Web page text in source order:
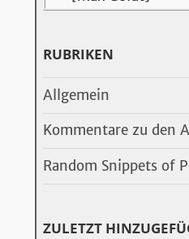
RUBRIKEN
Allgemein
Kommentare zu den
Random Snippets of
ZULETZT